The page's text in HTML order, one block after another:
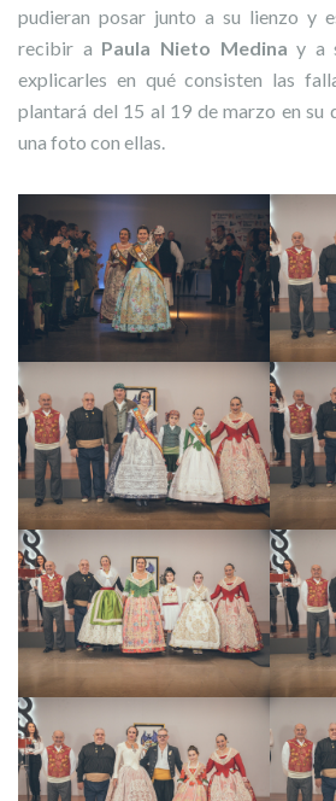
pudieran posar junto a su lienzo y
recibir a Paula Nieto Medina y a
explicarles en qué consisten las
plantará del 15 al 19 de marzo en su
una foto con ellas.